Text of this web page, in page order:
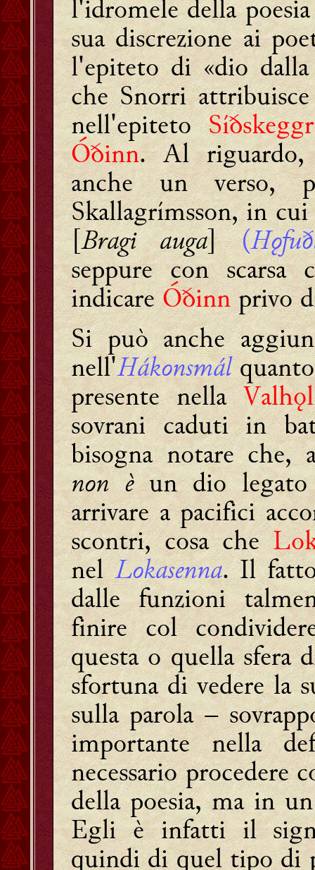
l'idromele della
sua discrezione ai
l'epiteto di«dio dalla
che Snorri
nell'epitetoSíðskeggr
Óðinn. Al riguardo,
anche un verso,
Skallagrímsson, in
[Bragi auga](
seppure con scarsa
indicare Óðinn privo
Si può anche
nell'Hákonsmál
presentenella
sovrani caduti in
bisogna notare
non èun dio legato
arrivare a pacifici
scontri, cosa che
nelLokasenna. Il
dalle funzioni
finire col
questa o quella sfera
sfortuna di vedere la
sulla parola –
importante nella
necessario procedere
della poesia, ma in
Egli è infatti il
quindi di quel tipo di